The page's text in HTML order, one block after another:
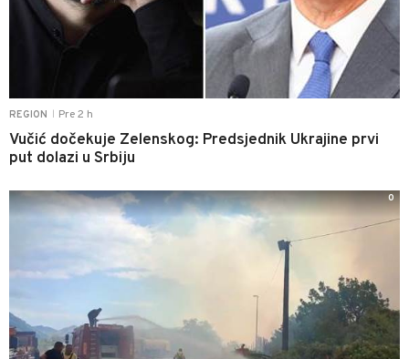
REGION Pre 2 h
Vučić dočekuje Zelenskog: Predsjednik Ukrajine prvi
put dolazi u Srbiju
0